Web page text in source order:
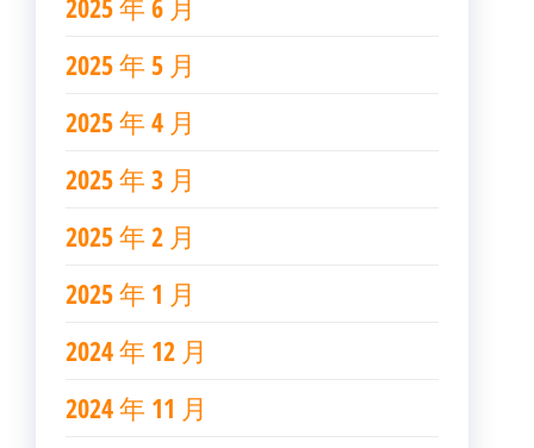
2025 年 6 月
2025 年 5 月
2025 年 4 月
2025 年 3 月
2025 年 2 月
2025 年 1 月
2024 年 12 月
2024 年 11 月